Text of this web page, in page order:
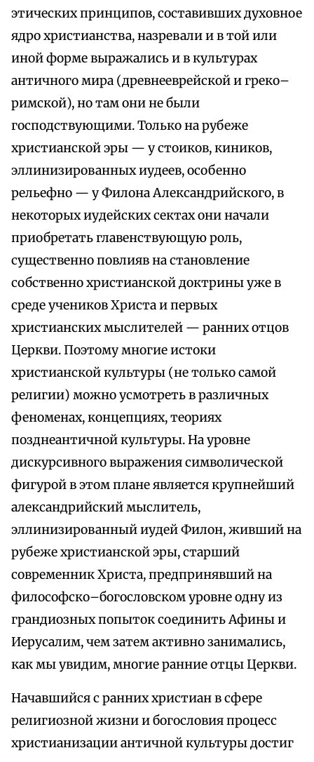
этических принципов, составивших духовное
ядро христианства, назревали и в той или
иной форме выражались и в культурах
античного мира (древнееврейской и греко–
римской), но там они не были
господствующими. Только на рубеже
христианской эры — у стоиков, киников,
эллинизированных иудеев, особенно
рельефно — у Филона Александрийского, в
некоторых иудейских сектах они начали
приобретать главенствующую роль,
существенно повлияв на становление
собственно христианской доктрины уже в
среде учеников Христа и первых
христианских мыслителей — ранних отцов
Церкви. Поэтому многие истоки
христианской культуры (не только самой
религии) можно усмотреть в различных
феноменах, концепциях, теориях
позднеантичной культуры. На уровне
дискурсивного выражения символической
фигурой в этом плане является крупнейший
александрийский мыслитель,
эллинизированный иудей Филон, живший на
рубеже христианской эры, старший
современник Христа, предпринявший на
философско–богословском уровне одну из
грандиозных попыток соединить Афины и
Иерусалим, чем затем активно занимались,
как мы увидим, многие ранние отцы Церкви.
Начавшийся с ранних христиан в сфере
религиозной жизни и богословия процесс
христианизации античной культуры достиг